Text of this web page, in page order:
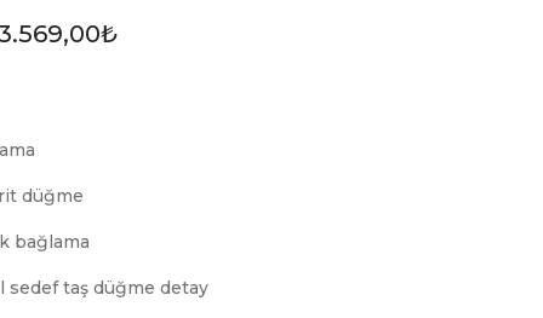
₺
düğme
bağlama
sedef taş düğme detay